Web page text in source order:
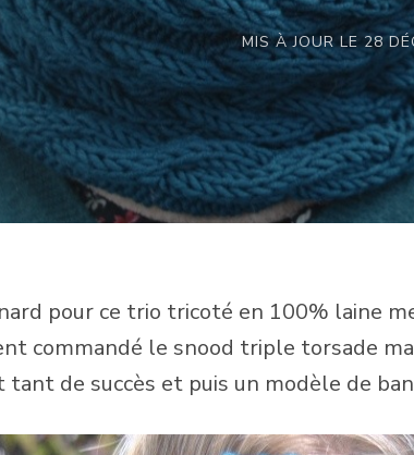
MIS À JOUR LE 28
pour ce trio tricoté en 100% laine
commandé le snood triple torsade
de succès et puis un modèle de